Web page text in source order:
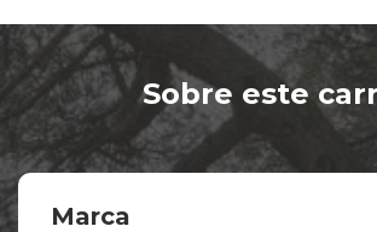
Sobre este
Marca